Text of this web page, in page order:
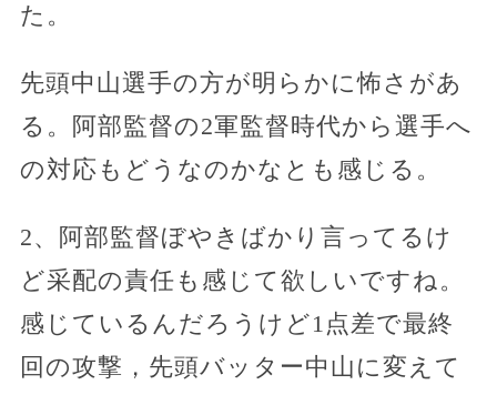
た。
先頭中山選手の方が明らかに怖さがあ
る。阿部監督の2軍監督時代から選手へ
の対応もどうなのかなとも感じる。
2、阿部監督ぼやきばかり言ってるけ
ど采配の責任も感じて欲しいですね。
感じているんだろうけど1点差で最終
回の攻撃，先頭バッター中山に変えて